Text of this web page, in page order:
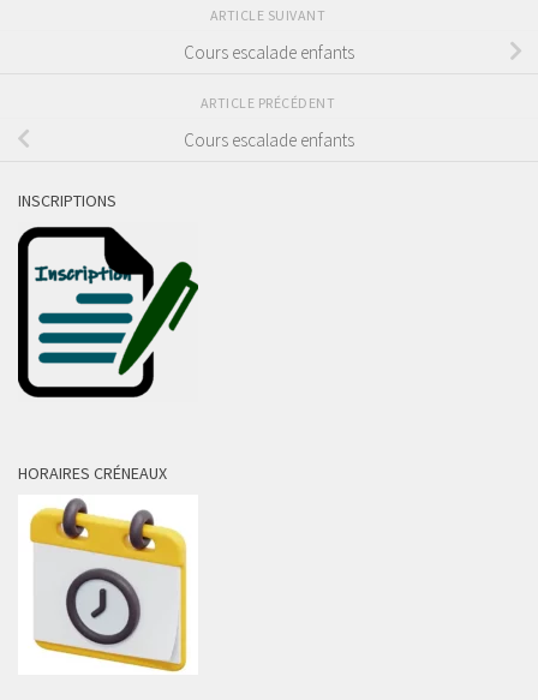
ARTICLE SUIVANT
Cours escalade enfants
ARTICLE PRÉCÉDENT
Cours escalade enfants
INSCRIPTIONS
HORAIRES CRÉNEAUX